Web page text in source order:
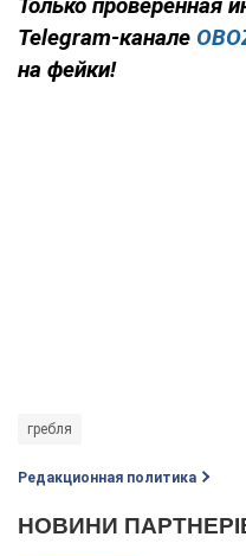
Telegram-канале
на фейки!
гребля
Редакционная политика